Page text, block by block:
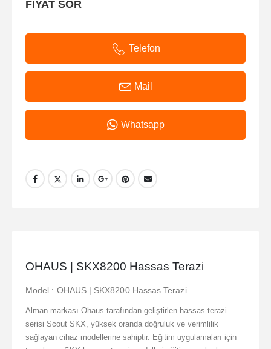
FİYAT SOR
Telefon
Mail
Whatsapp
OHAUS | SKX8200 Hassas Terazi
Model : OHAUS | SKX8200 Hassas Terazi
Alman markası Ohaus tarafından geliştirlen hassas terazi
serisi Scout SKX, yüksek oranda doğruluk ve verimlilik
sağlayan cihaz modellerine sahiptir. Eğitim uygulamaları için